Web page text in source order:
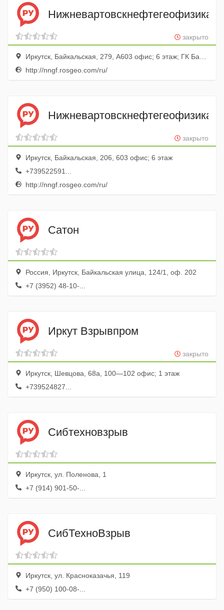
Нижневартовскнефтегеофизика
закрыто
Иркутск, Байкальская, 279, А603 офис; 6 этаж; ГК Байкал Бизнес Центр
http://nngf.rosgeo.com/ru/
Нижневартовскнефтегеофизика
закрыто
Иркутск, Байкальская, 206, 603 офис; 6 этаж
+739522591...
http://nngf.rosgeo.com/ru/
Сатон
Россия, Иркутск, Байкальская улица, 124/1, оф. 202
+7 (3952) 48-10-...
Иркут Взрывпром
закрыто
Иркутск, Шевцова, 68а, 100—102 офис; 1 этаж
+739524827...
Сибтехновзрыв
Иркутск, ул. Поленова, 1
+7 (914) 901-50-...
СибТехноВзрыв
Иркутск, ул. Красноказачья, 119
+7 (950) 100-08-...